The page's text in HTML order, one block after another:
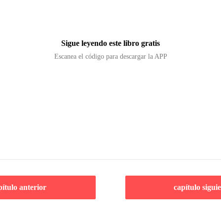
Sigue leyendo este libro gratis
Escanea el código para descargar la APP
anterior capítulo